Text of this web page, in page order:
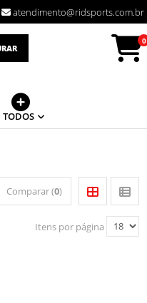
atendimento@ridsports.com.br
0
TODOS
Comparar (0)
Itens por página